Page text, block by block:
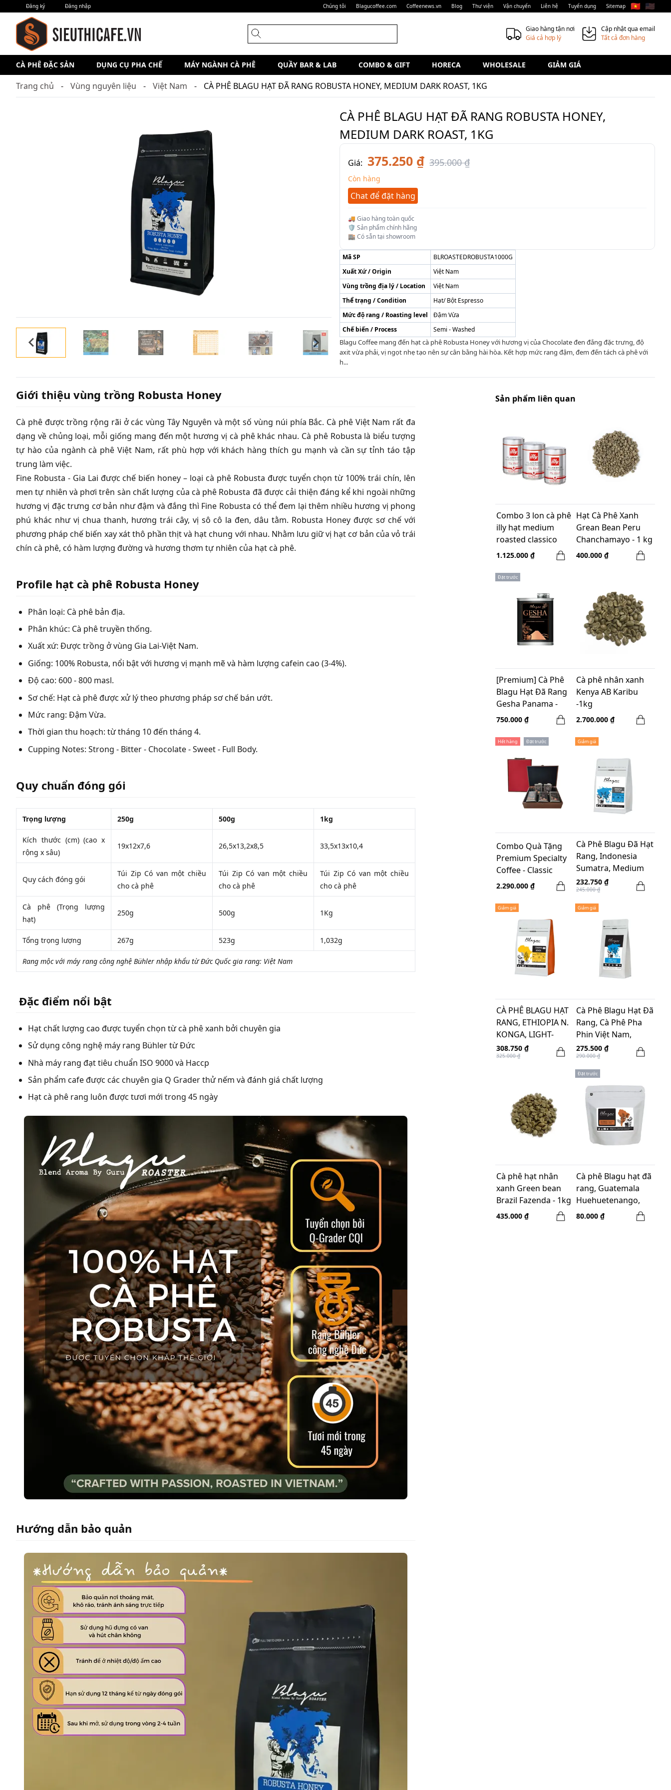
Đăng ký Đăng nhập Chúng tôi Blagucoffee.com Coffeenews.vn Blog Thư viện Vận chuyển Liên hệ Tuyển dụng Sitemap 🇻🇳 🇺🇸
Giao hàng tận nơi
Giá cả hợp lý
Cập nhật qua email
Tất cả đơn hàng
CÀ PHÊ ĐẶC SẢN DỤNG CỤ PHA CHẾ MÁY NGÀNH CÀ PHÊ QUẦY BAR & LAB COMBO & GIFT HORECA WHOLESALE GIẢM GIÁ
Trang chủ Vùng nguyên liệu Việt Nam CÀ PHÊ BLAGU HẠT ĐÃ RANG ROBUSTA HONEY, MEDIUM DARK ROAST, 1KG
CÀ PHÊ BLAGU HẠT ĐÃ RANG ROBUSTA HONEY,
MEDIUM DARK ROAST, 1KG
Giá: 375.250 ₫ 395.000 ₫
Còn hàng
Chat để đặt hàng
🚚 Giao hàng toàn quốc
🛡️ Sản phẩm chính hãng
🏬 Có sẵn tại showroom
Mã SP
BLROASTEDROBUSTA1000G
Xuất Xứ / Origin
Việt Nam
Vùng trồng địa lý / Location
Việt Nam
Thể trạng / Condition
Hạt/ Bột Espresso
Mức độ rang / Roasting level
Đậm Vừa
Chế biến / Process
Semi - Washed
Blagu Coffee mang đến hạt cà phê Robusta Honey với hương vị của Chocolate đen đắng đặc trưng, độ
axit vừa phải, vị ngọt nhẹ tạo nên sự cân bằng hài hòa. Kết hợp mức rang đậm, đem đến tách cà phê với
h...
Giới thiệu vùng trồng Robusta Honey
Cà phê được trồng rộng rãi ở các vùng Tây Nguyên và một số vùng núi phía Bắc. Cà phê Việt Nam rất đa
dạng về chủng loại, mỗi giống mang đến một hương vị cà phê khác nhau. Cà phê Robusta là biểu tượng
tự hào của ngành cà phê Việt Nam, rất phù hợp với khách hàng thích gu mạnh và cần sự tỉnh táo tập
trung làm việc.
Fine Robusta - Gia Lai được chế biến honey – loại cà phê Robusta được tuyển chọn từ 100% trái chín, lên
men tự nhiên và phơi trên sàn chất lượng của cà phê Robusta đã được cải thiện đáng kể khi ngoài những
hương vị đặc trưng cơ bản như đậm và đắng thì Fine Robusta có thể đem lại thêm nhiều hương vị phong
phú khác như vị chua thanh, hương trái cây, vị sô cô la đen, dâu tằm. Robusta Honey được sơ chế với
phương pháp chế biến xay xát thô phần thịt và hạt chung với nhau. Nhằm lưu giữ vị hạt cơ bản của vỏ trái
chín cà phê, có hàm lượng đường và hương thơm tự nhiên của hạt cà phê.
Profile hạt cà phê Robusta Honey
Phân loại: Cà phê bản địa.
Phân khúc: Cà phê truyền thống.
Xuất xứ: Được trồng ở vùng Gia Lai-Việt Nam.
Giống: 100% Robusta, nổi bật với hương vị mạnh mẽ và hàm lượng cafein cao (3-4%).
Độ cao: 600 - 800 masl.
Sơ chế: Hạt cà phê được xử lý theo phương pháp sơ chế bán ướt.
Mức rang: Đậm Vừa.
Thời gian thu hoạch: từ tháng 10 đến tháng 4.
Cupping Notes: Strong - Bitter - Chocolate - Sweet - Full Body.
Quy chuẩn đóng gói
Trọng lượng 250g 500g 1kg
Kích thước (cm) (cao x
rộng x sâu)
19x12x7,6 26,5x13,2x8,5 33,5x13x10,4
Quy cách đóng gói
Túi Zip Có van một chiều
cho cà phê
Túi Zip Có van một chiều
cho cà phê
Túi Zip Có van một chiều
cho cà phê
Cà phê (Trọng lượng
hạt)
250g 500g 1Kg
Tổng trọng lượng 267g 523g 1,032g
Rang mộc với máy rang công nghệ Bühler nhập khẩu từ Đức Quốc gia rang: Việt Nam
Đặc điểm nổi bật
Hạt chất lượng cao được tuyển chọn từ cà phê xanh bởi chuyên gia
Sử dụng công nghệ máy rang Bühler từ Đức
Nhà máy rang đạt tiêu chuẩn ISO 9000 và Haccp
Sản phẩm cafe được các chuyên gia Q Grader thử nếm và đánh giá chất lượng
Hạt cà phê rang luôn được tươi mới trong 45 ngày
Hướng dẫn bảo quản
Sản phẩm liên quan
Combo 3 lon cà phê
illy hạt medium
roasted classico
coffee 250gr
1.125.000 ₫
Hạt Cà Phê Xanh
Grean Bean Peru
Chanchamayo - 1 kg
400.000 ₫
Đặt trước
[Premium] Cà Phê
Blagu Hạt Đã Rang
Gesha Panama -
Light - 200g
750.000 ₫
Cà phê nhân xanh
Kenya AB Karibu
-1kg
2.700.000 ₫
Hết hàng Đặt trước
Combo Quà Tặng
Premium Specialty
Coffee - Classic
2.290.000 ₫
Giảm giá
Cà Phê Blagu Đã Hạt
Rang, Indonesia
Sumatra, Medium
Roast, 250g
232.750 ₫
245.000 ₫
Giảm giá
CÀ PHÊ BLAGU HẠT
RANG, ETHIOPIA N.
KONGA, LIGHT-
MEDIUM ROAST,
250G
308.750 ₫
325.000 ₫
Giảm giá
Cà Phê Blagu Hạt Đã
Rang, Cà Phê Pha
Phin Việt Nam,
medium dark roast,
500g
275.500 ₫
290.000 ₫
Cà phê hạt nhân
xanh Green bean
Brazil Fazenda - 1kg
435.000 ₫
Đặt trước
Cà phê Blagu hạt đã
rang, Guatemala
Huehuetenango,
medium 100g
80.000 ₫